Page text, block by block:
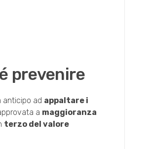
prevenire
anticipo ad appaltare i
a maggioranza
terzo del valore